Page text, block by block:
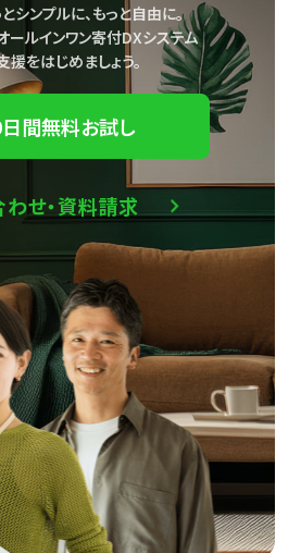
シンプルに、もっと自由に。
ールインワン寄付DXシステム
援をはじめましょう。
間無料お試し
せ・資料請求